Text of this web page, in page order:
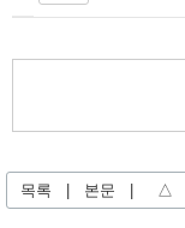
목록 본문 △